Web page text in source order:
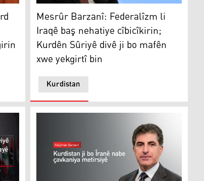
Mesrûr Barzanî: Federalîzm li Iraqê baş
Kurdistan
Mesrûr Barzanî: Federalîzm li
Iraqê baş nehatiye cîbicîkirin;
Kurdên Sûriyê divê ji bo mafên
xwe yekgirtî bin